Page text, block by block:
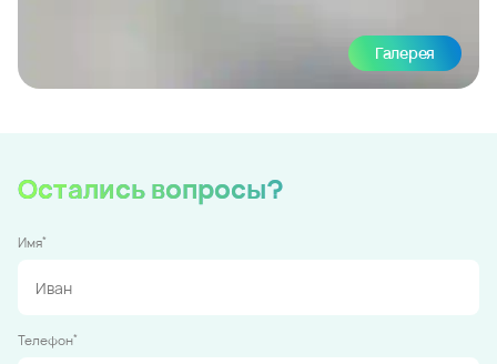
Галерея
Остались вопросы?
Имя*
Телефон*